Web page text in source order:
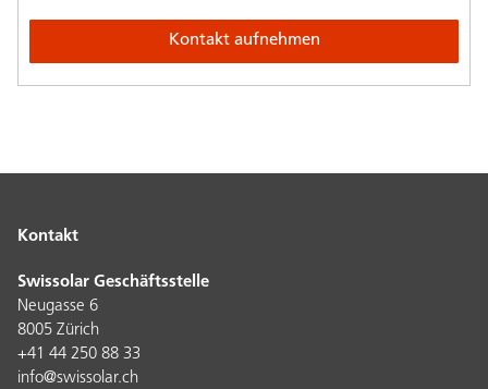
Kontakt aufnehmen
Kontakt
Swissolar Geschäftsstelle
Neugasse 6
8005 Zürich
+41 44 250 88 33
info@swissolar.ch